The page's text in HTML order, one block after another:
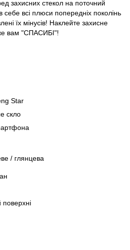
захисних стекол на поточний
себе всі плюси попередніх поколінь
їх мінусів! Наклейте захисне
вам "СПАСИБІ"!
Star
скло
/ глянцева
поверхні